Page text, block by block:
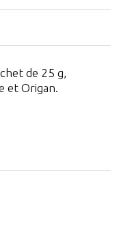
de 25 g,
et Origan.